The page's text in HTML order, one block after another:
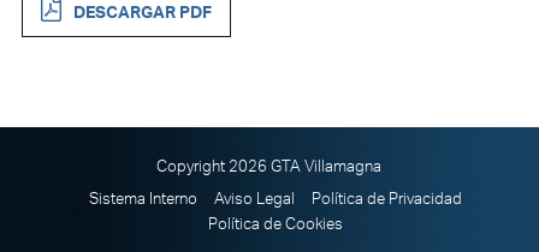
DESCARGAR PDF
Copyright 2026 GTA Villamagna
Sistema Interno Aviso Legal
Política de Privacidad
Política de Cookies